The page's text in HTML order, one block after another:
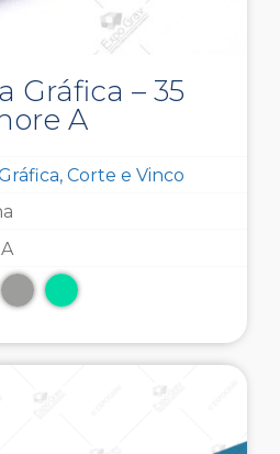
Gráfica – 35
A
Corte e Vinco